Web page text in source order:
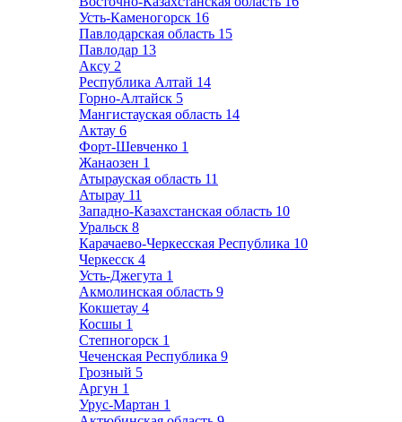
Усть-Каменогорск 16
Павлодарская область 15
Павлодар 13
Аксу 2
Республика Алтай 14
Горно-Алтайск 5
Мангистауская область 14
Актау 6
Форт-Шевченко 1
Жанаозен 1
Атырауская область 11
Атырау 11
Западно-Казахстанская область 10
Уральск 8
Карачаево-Черкесская Республика 10
Черкесск 4
Усть-Джегута 1
Акмолинская область 9
Кокшетау 4
Косшы 1
Степногорск 1
Чеченская Республика 9
Грозный 5
Аргун 1
Урус-Мартан 1